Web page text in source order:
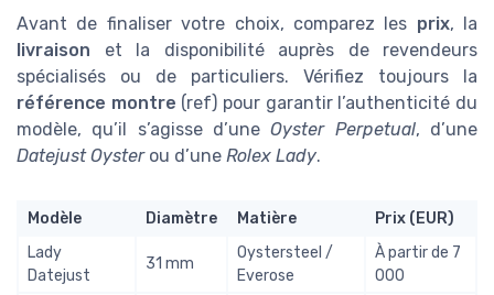
Avant de finaliser votre choix, comparez les prix, la
livraison et la disponibilité auprès de revendeurs
spécialisés ou de particuliers. Vérifiez toujours la
référence montre (ref) pour garantir l’authenticité du
modèle, qu’il s’agisse d’uneOyster Perpetual, d’une
Datejust Oysterou d’une Rolex Lady.
Modèle Diamètre Matière
Prix (EUR)
Lady
Datejust
31 mm
Oystersteel /
Everose
À partir de 7
000